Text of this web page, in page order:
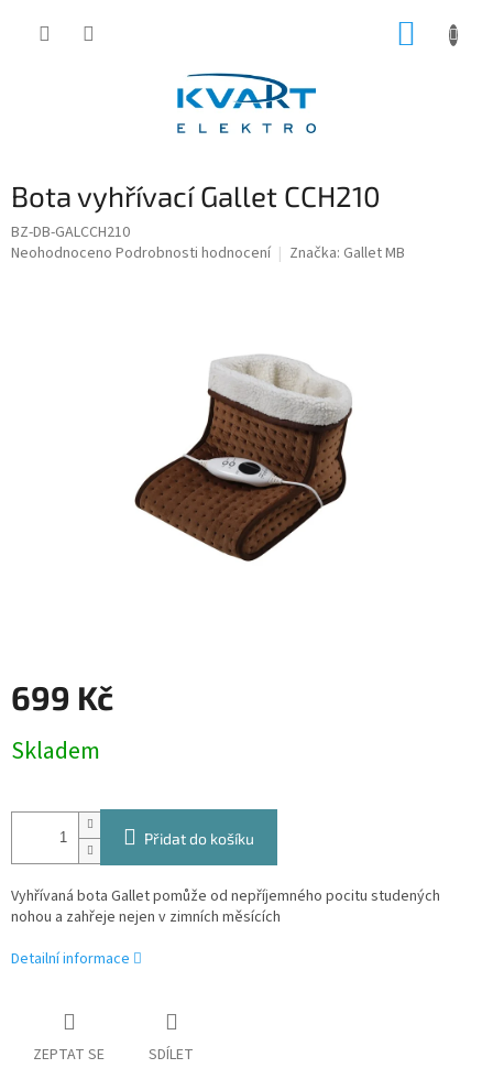
Bota vyhřívací Gallet CCH210
BZ-DB-GALCCH210
Průměrné
Neohodnoceno Podrobnosti hodnocení Značka: Gallet MB
699 Kč
cena:
Skladem
Přidat do košíku
Vyhřívaná bota Gallet pomůže od nepříjemného pocitu studených
nohou a zahřeje nejen v zimních měsících
Detailní informace
ZEPTAT SE SDÍLET